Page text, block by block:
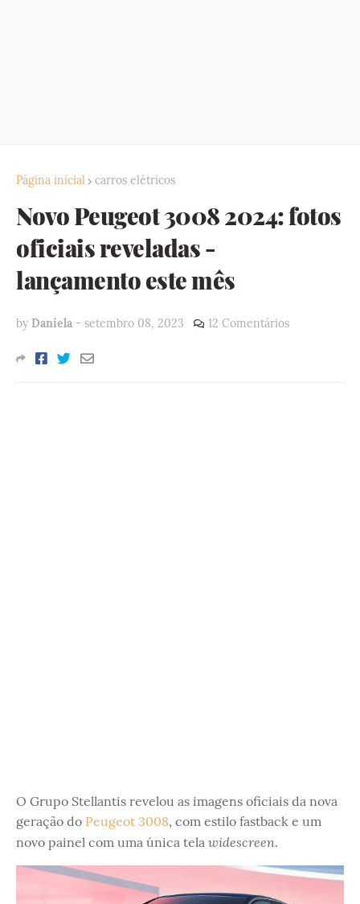
Página inicial carros elétricos
Novo Peugeot 3008 2024: fotos
oficiais reveladas -
lançamento este mês
by Daniela - setembro 08, 2023 12 Comentários
O Grupo Stellantis revelou as imagens oficiais da nova
geração do Peugeot 3008, com estilo fastback e um
novo painel com uma única tela widescreen.